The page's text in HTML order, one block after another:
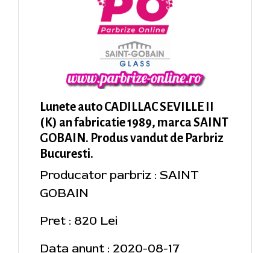
Lunete auto CADILLAC SEVILLE II
(K) an fabricatie 1989, marca SAINT
GOBAIN. Produs vandut de Parbriz
Bucuresti.
Producator parbriz : SAINT
GOBAIN
Pret : 820 Lei
Data anunt : 2020-08-17